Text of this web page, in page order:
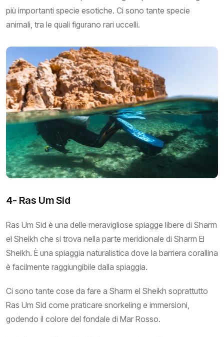
più importanti specie esotiche. Ci sono tante specie
animali, tra le quali figurano rari uccelli.
4- Ras Um Sid
Ras Um Sid è una delle meravigliose spiagge libere di Sharm
el Sheikh che si trova nella parte meridionale di Sharm El
Sheikh. È una spiaggia naturalistica dove la barriera corallina
è facilmente raggiungibile dalla spiaggia.
Ci sono tante cose da fare a Sharm el Sheikh soprattutto
Ras Um Sid come praticare snorkeling e immersioni,
godendo il colore del fondale di Mar Rosso.